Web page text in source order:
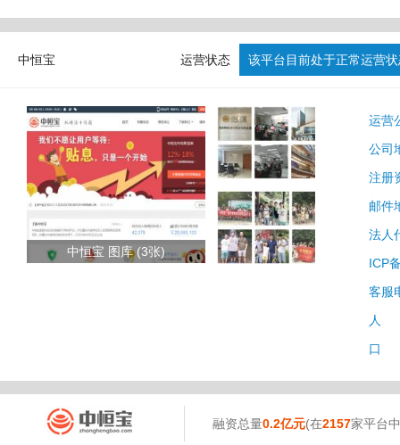
中恒宝 运营状态 该平台目前处于正常运营
中恒宝 图库 (3张)
运营
公司
注册
邮件
法人
ICP
客服
人
口
融资总量0.2亿元(在2157家平台